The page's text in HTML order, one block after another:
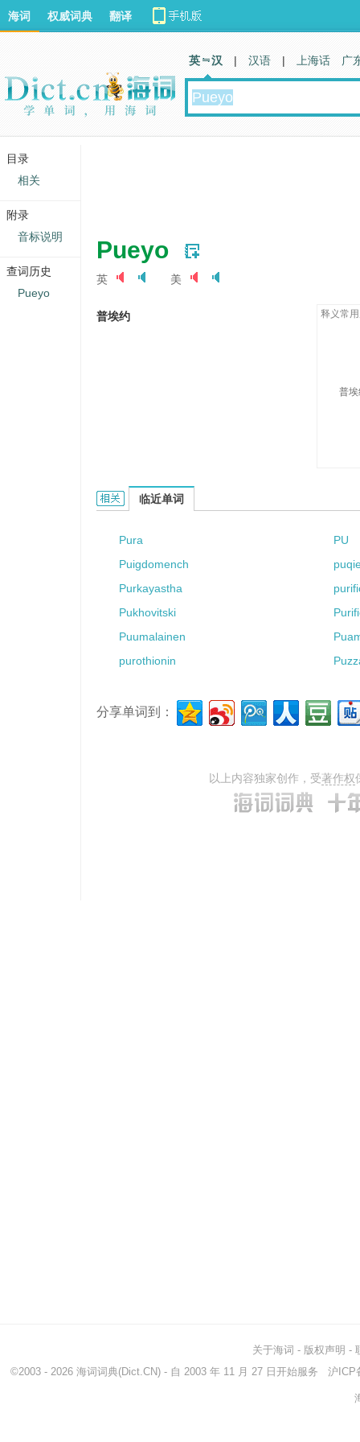
Pueyo
英 美
普埃约 释义常
普
Pueyo的相关资料：
临近单词
Pura
PU
Puigdomench
Purkayastha
Pukhovitski
Puumalainen
purothionin
分享单词到：
以上内容独家创作，受著作权
海词 权威词典 翻译
英 汉 | 汉语 | 上海话 广
关于海词 - 版权声明 -
©2003 - 2026 海词词典(Dict.CN) - 自 2003 年 11 月 27 日开始服务 沪ICP
目录
相关
附录
音标说明
查词历史
Pueyo